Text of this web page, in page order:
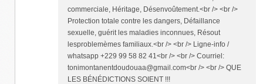
commerciale, Héritage, Désenvoûtement.<br /> <br />
Protection totale contre les dangers, Défaillance
sexuelle, guérit les maladies inconnues, Résout
lesproblemèmes familiaux.<br /> <br /> Ligne-info /
whatsapp +229 99 58 82 41<br /> <br /> Courriel:
tonimontanentdoudouaa@gmail.com<br /> <br /> QUE
LES BÉNÉDICTIONS SOIENT !!!